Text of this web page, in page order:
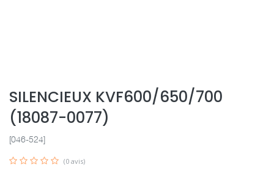
SILENCIEUX KVF600/650/700
(18087-0077)
[046-524]
(0 avis)